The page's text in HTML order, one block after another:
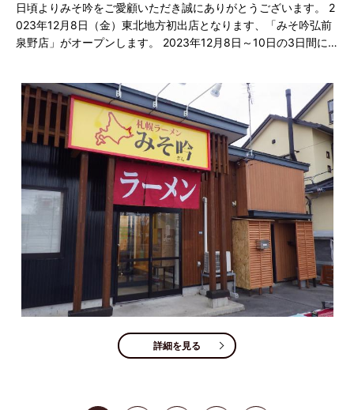
日頃よりみそ吟をご愛顧いただき誠にありがとうございます。 2
023年12月8日（金）東北地方初出店となります、「みそ吟弘前
泉野店」がオープンします。 2023年12月8日～10日の3日間に…
詳細を見る